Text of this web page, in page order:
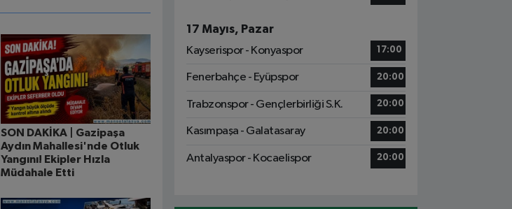
SON DAKİKA | Gazipaşa
Aydın Mahallesi'nde Otluk
Yangını! Ekipler Hızla
Müdahale Etti
17 Mayıs, Pazar
Kayserispor - Konyaspor
17:00
Fenerbahçe - Eyüpspor 20:00
Trabzonspor - Gençlerbirliği S.K. 20:00
Kasımpaşa - Galatasaray 20:00
Antalyaspor - Kocaelispor 20:00